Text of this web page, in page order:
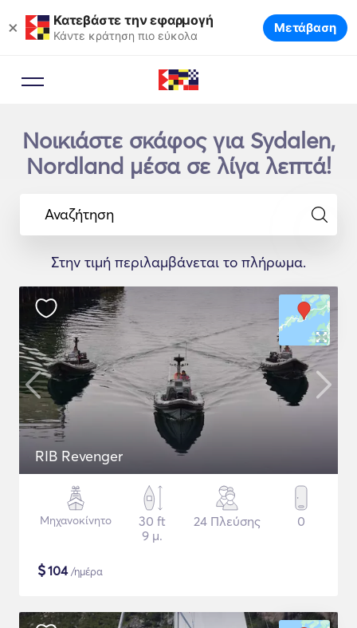
× Κατεβάστε την εφαρμογή
Κάντε κράτηση πιο εύκολα Μετάβαση
Νοικιάστε σκάφος για Sydalen,
Nordland μέσα σε λίγα λεπτά!
Αναζήτηση
Στην τιμή περιλαμβάνεται το πλήρωμα.
RIB Revenger
Μηχανοκίνητο
30 ft
9 μ.
24 Πλεύσης 0
$104/ημέρα